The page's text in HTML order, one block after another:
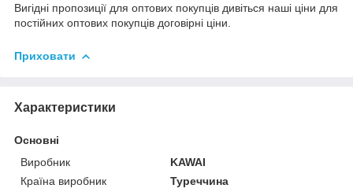
Вигідні пропозиції для оптових покупців дивіться наші ціни для
постійних оптових покупців договірні ціни.
Приховати
Характеристики
Основні
Виробник
KAWAI
Країна виробник
Туреччина